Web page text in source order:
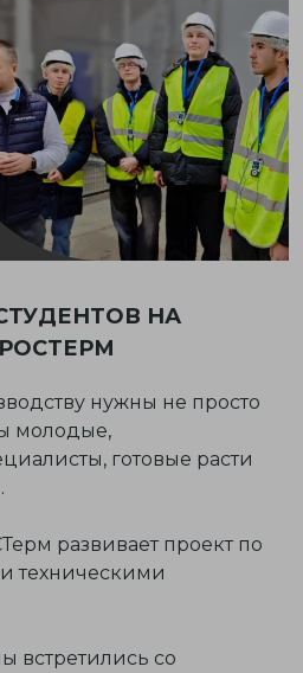
НА
нужны не просто
молодые,
готовые расти
развивает проект по
техническими
встретились со